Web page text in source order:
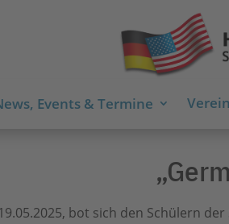
Events & Termine
bot sich den Schülern